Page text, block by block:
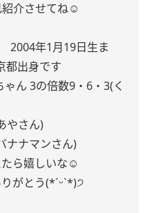
介させてね☺︎
2004年1月19日生ま
都出身です
ゃん 3の倍数9・6・3(く
やさん)
ナナマンさん)
ら嬉しいな☺︎
がとう(*ˊᵕˋ*)੭